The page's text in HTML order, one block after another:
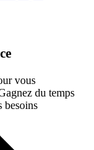
vous
du temps
besoins